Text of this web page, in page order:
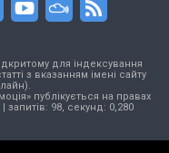
для індексування
з вказанням імені сайту
публікується на правах
| запитів: 98, секунд: 0,280